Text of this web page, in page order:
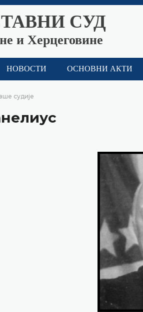
СУД
и Херцеговине
НОВОСТИ ОСНОВНИ АКТИ
судије